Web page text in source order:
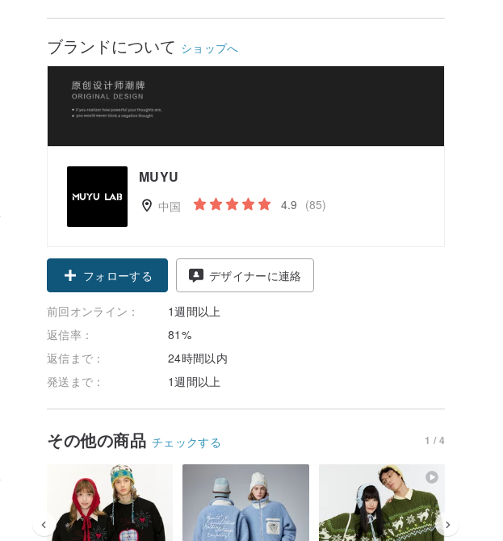
ブランドについて ショップへ
MUYU
中国 4.9 (85)
フォローする デザイナーに連絡
前回オンライン：
1週間以上
返信率：
81%
返信まで：
24時間以内
発送まで：
1週間以上
その他の商品 チェックする 1 / 4